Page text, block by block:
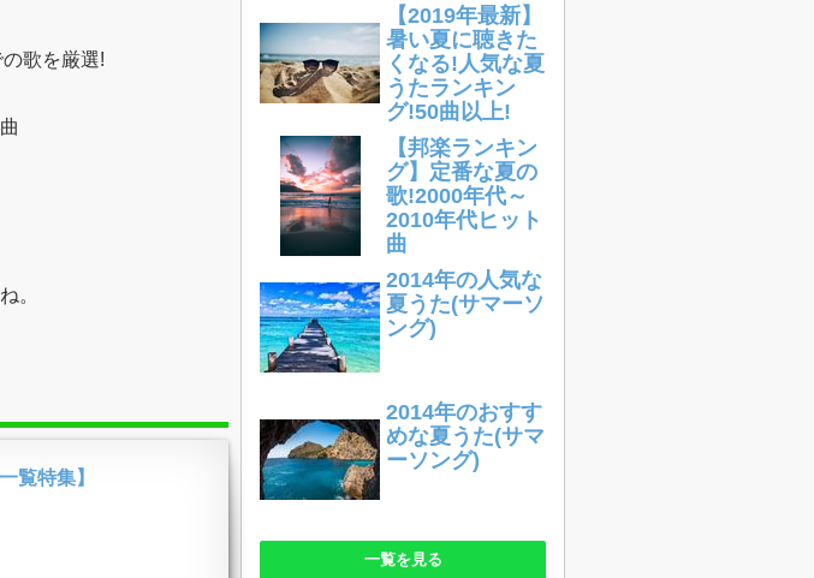
歌を厳選!
。
覧特集】
【2019年最新】
暑い夏に聴きた
くなる!人気な夏
うたランキン
グ!50曲以上!
【邦楽ランキン
グ】定番な夏の
歌!2000年代～
2010年代ヒット
曲
2014年の人気な
夏うた(サマーソ
ング)
2014年のおすす
めな夏うた(サマ
ーソング)
一覧を見る